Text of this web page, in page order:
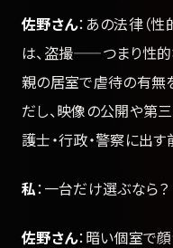
佐野さん：あの法律（
は、盗撮——つまり性的
親の居室で虐待の有無
だし、映像の公開や第
護士・行政・警察に出す
私：一台だけ選ぶなら？
佐野さん：暗い個室で